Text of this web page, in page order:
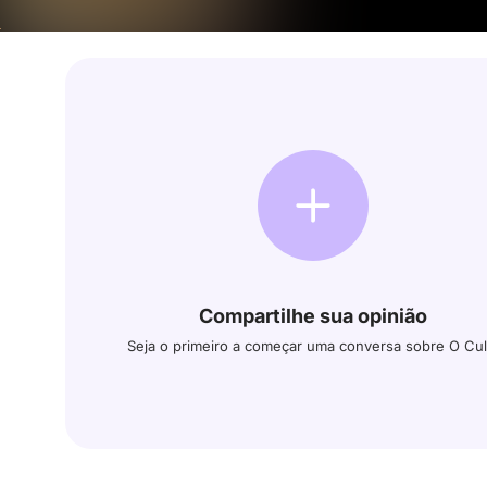
Compartilhe sua opinião
Seja o primeiro a começar uma conversa sobre O